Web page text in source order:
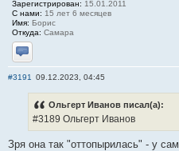
Зарегистрирован: 15.01.2011
С нами: 15 лет 6 месяцев
Имя: Борис
Откуда: Самара
Отправить личное сообщение
#3191 09.12.2023, 04:45
Ольгерт Иванов писал(а):
#3189 Ольгерт Иванов
Зря она так "оттопырилась" - у